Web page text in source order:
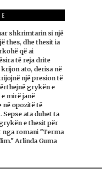
shkrimtarin si një
thes, dhe thesit ia
që ai
të reja drite
ato, derisa në
një presion të
grykën e
mirë janë
në opozitë të
ata duhet ta
e thesit për
nga romani "Terma
Arlinda Guma